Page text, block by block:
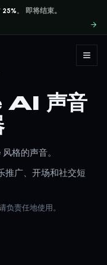
25%。 即将结束。
声音
格的声音。
推广、开场和社交短
负责任地使用。